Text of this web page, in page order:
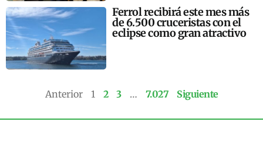
Ferrol recibirá este mes más
de 6.500 cruceristas con el
eclipse como gran atractivo
Anterior 1 2 3 … 7.027 Siguiente